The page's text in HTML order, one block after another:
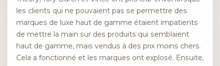
les clients qui ne pouvaient pas se permettre des
marques de luxe haut de gamme étaient impatients
de mettre la main sur des produits qui semblaient
haut de gamme, mais vendus à des prix moins chers.
Cela a fonctionné et les marques ont explosé. Ensuite,